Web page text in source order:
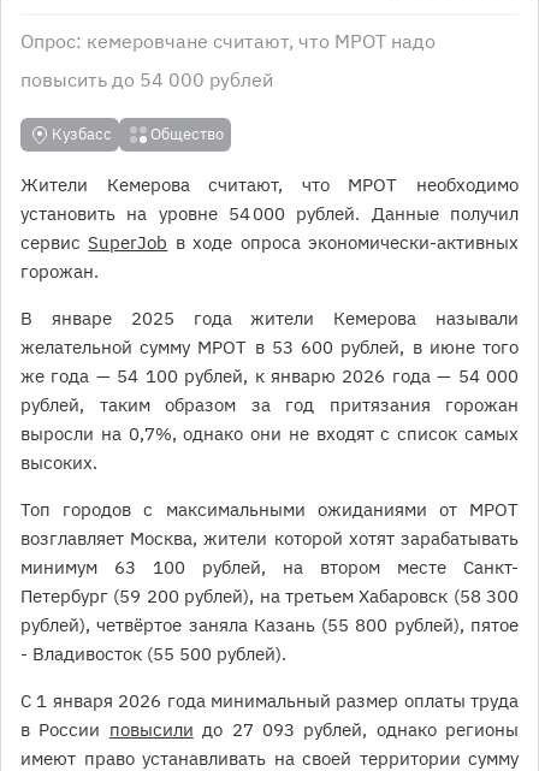
Опрос: кемеровчане считают, что МРОТ надо
повысить до 54 000 рублей
Кузбасс Общество
Жители Кемерова считают, что МРОТ необходимо
установить на уровне 54 000 рублей. Данные получил
сервисSuperJob в ходе опроса экономически-активных
горожан.
В январе 2025 года жители Кемерова называли
желательной сумму МРОТ в 53 600 рублей, в июне того
же года — 54 100 рублей, к январю 2026 года — 54 000
рублей, таким образом за год притязания горожан
выросли на 0,7%, однако они не входят с список самых
высоких.
Топ городов с максимальными ожиданиями от МРОТ
возглавляет Москва, жители которой хотят зарабатывать
минимум 63 100 рублей, на втором месте Санкт-
Петербург (59 200 рублей), на третьем Хабаровск (58 300
рублей), четвёртое заняла Казань (55 800 рублей), пятое
- Владивосток (55 500 рублей).
С 1 января 2026 года минимальный размер оплаты труда
в России повысили до 27 093 рублей, однако регионы
имеют право устанавливать на своей территории сумму